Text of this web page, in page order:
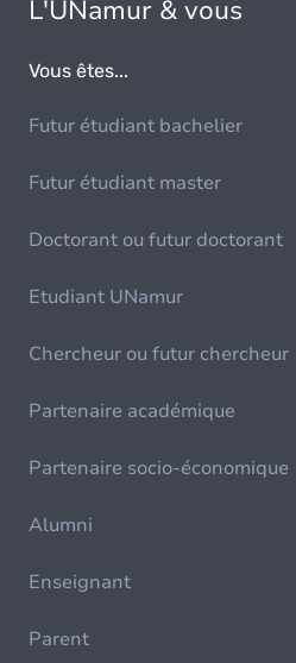
L'UNamur & vous
Vous êtes...
Futur étudiant bachelier
Futur étudiant master
Doctorant ou futur doctorant
Etudiant UNamur
Chercheur ou futur chercheur
Partenaire académique
Partenaire socio-économique
Alumni
Enseignant
Parent